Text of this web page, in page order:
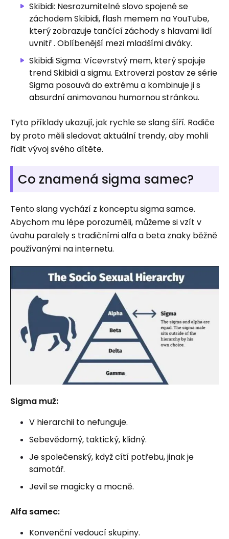
Skibidi: Nesrozumitelné slovo spojené se
záchodem Skibidi, flash memem na YouTube,
který zobrazuje tančící záchody s hlavami lidí
uvnitř . Oblíbenější mezi mladšími diváky.
Skibidi Sigma: Vícevrstvý mem, který spojuje
trend Skibidi a sigmu. Extroverzi postav ze série
Sigma posouvá do extrému a kombinuje ji s
absurdní animovanou humornou stránkou.
Tyto příklady ukazují, jak rychle se slang šíří. Rodiče
by proto měli sledovat aktuální trendy, aby mohli
řídit vývoj svého dítěte.
Co znamená sigma samec?
Tento slang vychází z konceptu sigma samce.
Abychom mu lépe porozuměli, můžeme si vzít v
úvahu paralely s tradičními alfa a beta znaky běžně
používanými na internetu.
Sigma muž:
V hierarchii to nefunguje.
Sebevědomý, taktický, klidný.
Je společenský, když cítí potřebu, jinak je
samotář.
Jevil se magicky a mocně.
Alfa samec:
Konvenční vedoucí skupiny.